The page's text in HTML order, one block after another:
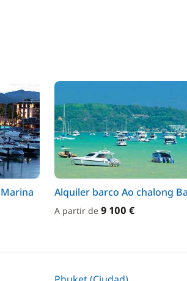
Alquiler barco Ao chalong
A partir de 9 100 €